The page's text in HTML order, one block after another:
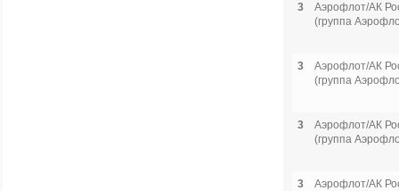
3
Аэрофлот/АК
(группа
3
Аэрофлот/АК
(группа
3
Аэрофлот/АК
(группа
3
Аэрофлот/АК